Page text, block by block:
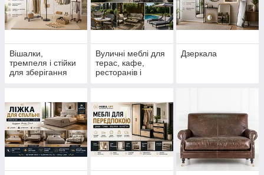
Вішалки,
тремпеля і стійки
для зберігання
Вуличні меблі для
терас, кафе,
ресторанів і
Дзеркала